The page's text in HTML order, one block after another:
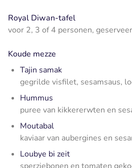
Royal Diwan-tafel
voor 2, 3 of 4 personen,
Koude mezze
Tajin samak
gegrilde visfilet, sesamsaus,
Hummus
puree van kikkererwten en
Moutabal
kaviaar van aubergines en
Loubye bi zeit